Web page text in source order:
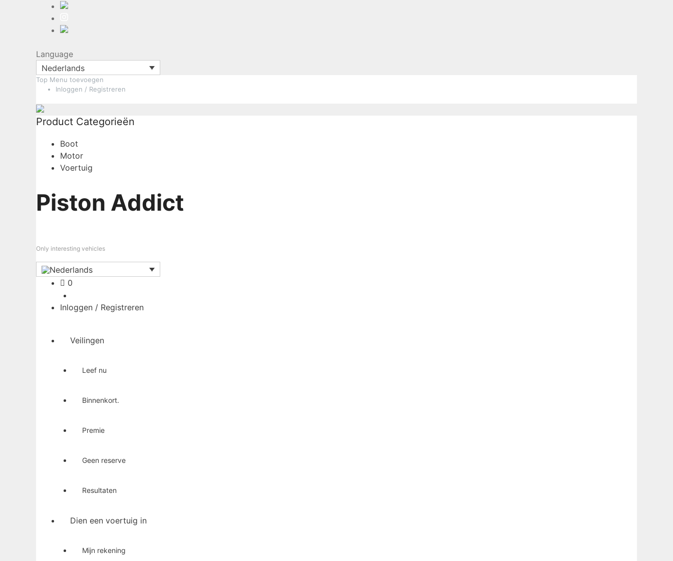
Language
Nederlands
Ga
naar
de
inhoud
Top Menu toevoegen
Inloggen / Registreren
Product Categorieën
Boot
Motor
Voertuig
Piston Addict
Only interesting vehicles
Winkelwagen
0
Inloggen / Registreren
Veilingen
Leef nu
Binnenkort.
Premie
Geen reserve
Resultaten
Dien een voertuig in
Mijn rekening